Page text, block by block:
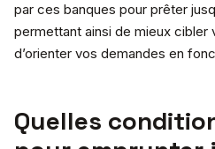
par ces banques pour prêter
permettant ainsi de mieux
d’orienter vos demandes en
Quelles